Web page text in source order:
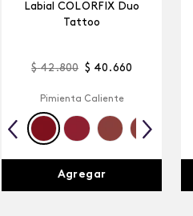
Labial COLORFIX Duo
Tattoo
$ 42.800 $ 40 .660
Pimienta Caliente
Agregar